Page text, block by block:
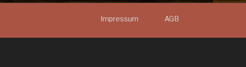
Impressum AGB